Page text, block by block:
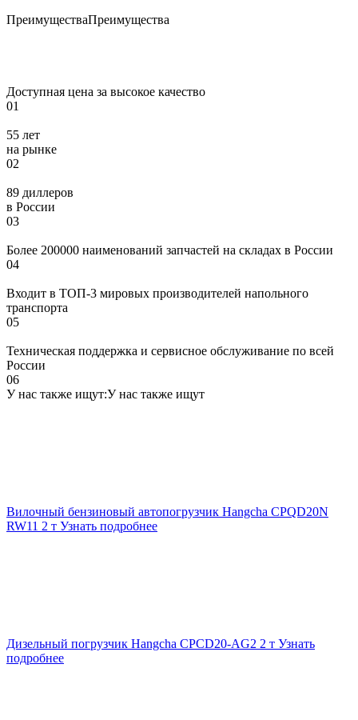
ПреимуществаПреимущества
Доступная цена за высокое качество
01
55 лет
на рынке
02
89 диллеров
в России
03
Более 200000 наименований запчастей на складах в России
04
Входит в ТОП-3 мировых производителей напольного
транспорта
05
Техническая поддержка и сервисное обслуживание по всей
России
06
У нас также ищут:У нас также ищут
Вилочный бензиновый автопогрузчик Hangcha CPQD20N
RW11 2 т Узнать подробнее
Дизельный погрузчик Hangcha CPCD20-AG2 2 т Узнать
подробнее